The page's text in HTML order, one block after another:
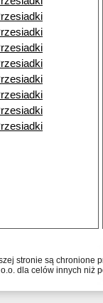
stronie są
dla celów innych niż